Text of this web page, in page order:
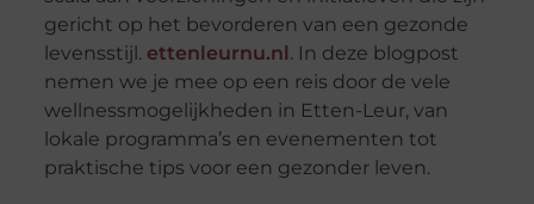
gericht op het bevorderen van een gezonde
levensstijl. ettenleurnu.nl. In deze blogpost
nemen we je mee op een reis door de vele
wellnessmogelijkheden in Etten-Leur, van
lokale programma’s en evenementen tot
praktische tips voor een gezonder leven.